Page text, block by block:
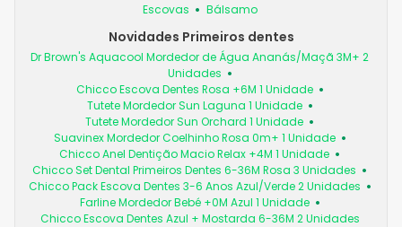
Escovas Bálsamo
Novidades Primeiros dentes
Dr Brown's Aquacool Mordedor de Água Ananás/Maçã 3M+ 2
Unidades
Chicco Escova Dentes Rosa +6M 1 Unidade
Tutete Mordedor Sun Laguna 1 Unidade
Tutete Mordedor Sun Orchard 1 Unidade
Suavinex Mordedor Coelhinho Rosa 0m+ 1 Unidade
Chicco Anel Dentição Macio Relax +4M 1 Unidade
Chicco Set Dental Primeiros Dentes 6-36M Rosa 3 Unidades
Chicco Pack Escova Dentes 3-6 Anos Azul/Verde 2 Unidades
Farline Mordedor Bebé +0M Azul 1 Unidade
Chicco Escova Dentes Azul + Mostarda 6-36M 2 Unidades